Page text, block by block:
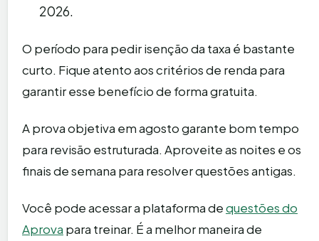
2026.
O período para pedir isenção da taxa é bastante
curto. Fique atento aos critérios de renda para
garantir esse benefício de forma gratuita.
A prova objetiva em agosto garante bom tempo
para revisão estruturada. Aproveite as noites e os
finais de semana para resolver questões antigas.
Você pode acessar a plataforma dequestões do
Aprova para treinar. É a melhor maneira de